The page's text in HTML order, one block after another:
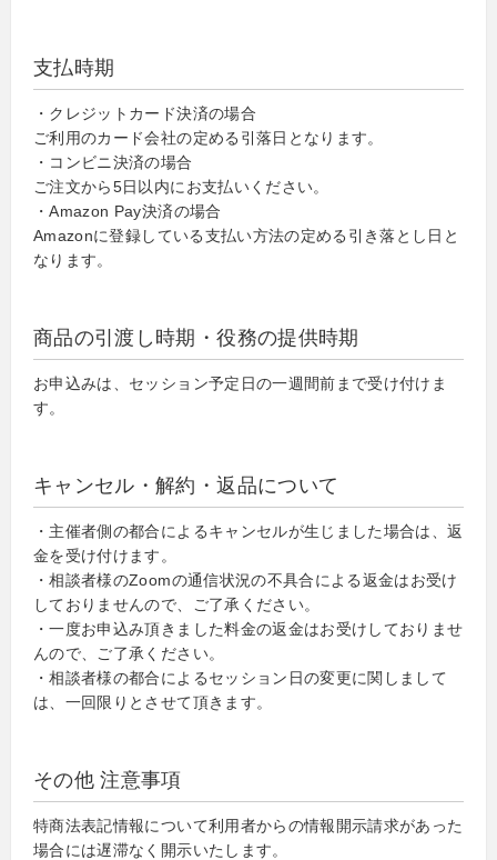
支払時期
・クレジットカード決済の場合
ご利用のカード会社の定める引落日となります。
・コンビニ決済の場合
ご注文から5日以内にお支払いください。
・Amazon Pay決済の場合
Amazonに登録している支払い方法の定める引き落とし日と
なります。
商品の引渡し時期・役務の提供時期
お申込みは、セッション予定日の一週間前まで受け付けま
す。
キャンセル・解約・返品について
・主催者側の都合によるキャンセルが生じました場合は、返
金を受け付けます。
・相談者様のZoomの通信状況の不具合による返金はお受け
しておりませんので、ご了承ください。
・一度お申込み頂きました料金の返金はお受けしておりませ
んので、ご了承ください。
・相談者様の都合によるセッション日の変更に関しまして
は、一回限りとさせて頂きます。
その他 注意事項
特商法表記情報について利用者からの情報開示請求があった
場合には遅滞なく開示いたします。